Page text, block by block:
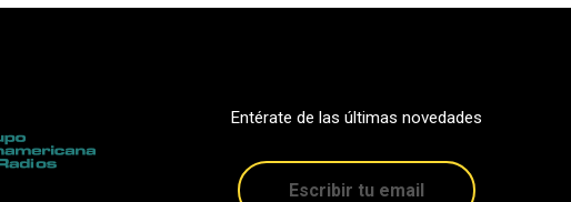
Entérate de las últimas novedades